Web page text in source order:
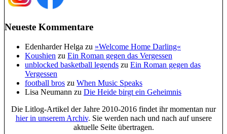
Neueste Kommentare
Edenharder Helga zu »Welcome Home Darling«
Koushien zu Ein Roman gegen das Vergessen
unblocked basketball legends zu Ein Roman gegen das
Vergessen
football bros zu When Music Speaks
Lisa Neumann zu Die Heide birgt ein Geheimnis
Die Litlog-Artikel der Jahre 2010-2016 findet ihr momentan nur
hier in unserem Archiv. Sie werden nach und nach auf unsere
aktuelle Seite übertragen.